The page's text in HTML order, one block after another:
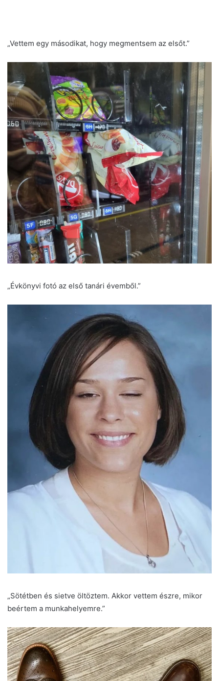
„Vettem egy másodikat, hogy megmentsem az elsőt.”
„Évkönyvi fotó az első tanári évemből.”
„Sötétben és sietve öltöztem. Akkor vettem észre, mikor
beértem a munkahelyemre.”